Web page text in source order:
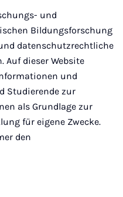
und
Bildungsforschung
datenschutzrechtliche
Auf dieser Website
und
Studierende zur
als Grundlage zur
für eigene Zwecke.
den